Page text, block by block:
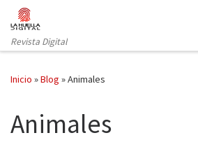
Saltar al contenido
Revista Digital
Inicio »Blog »Animales
Animales